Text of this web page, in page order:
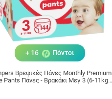
+ 16 Πόντοι
Βρεφικές Πάνες Monthly Premium
Pants Πάνες - Βρακάκι Μεγ 3 (6-11kg)